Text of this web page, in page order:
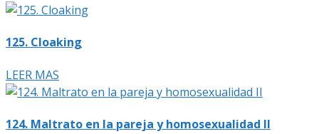
125. Cloaking
LEER MAS
124. Maltrato en la pareja y homosexualidad II